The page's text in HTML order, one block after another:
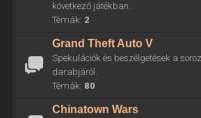
következő játékban.
Témák: 2
Grand Theft Auto V
Spekulációk és beszélgetések a
darabjáról.
Témák: 80
Chinatown Wars